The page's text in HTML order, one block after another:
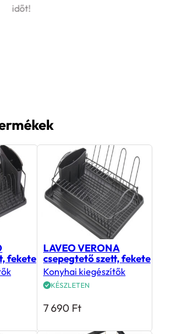
időt!
fekete
LAVEO VERONA
csepegtető szett, fekete
Konyhai kiegészítők
KÉSZLETEN
7 690 Ft